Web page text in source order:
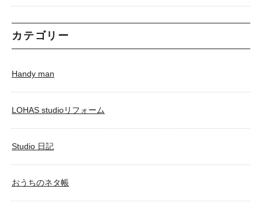
カテゴリー
Handy man
LOHAS studioリフォーム
Studio 日記
おうちのネタ帳